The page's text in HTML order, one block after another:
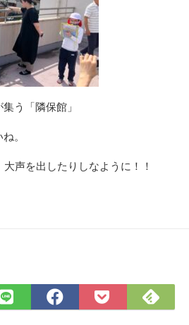
う「隣保館」
。
声を出したりしなように！！
LINE
で
Facebook
で
Pocket
に
で